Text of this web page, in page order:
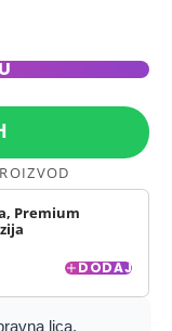
Premium
DODAJ
lica.